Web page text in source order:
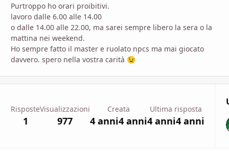
Purtroppo ho orari proibitivi.
lavoro dalle 6.00 alle 14.00
o dalle 14.00 alle 22.00, ma sarei sempre libero la sera o la
mattina nei weekend.
Ho sempre fatto il master e ruolato npcs ma mai giocato
davvero. spero nella vostra carità 😉
Risposte
1
Visualizzazioni
977
Creata
4 anni4 anni
Ultima risposta
4 anni4 anni